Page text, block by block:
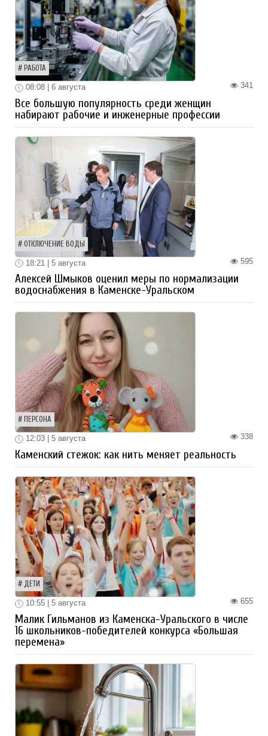
РАБОТА
341
08:08 | 6 августа
Все большую популярность среди женщин
набирают рабочие и инженерные профессии
ОТКЛЮЧЕНИЕ ВОДЫ
595
18:21 | 5 августа
Алексей Шмыков оценил меры по нормализации
водоснабжения в Каменске-Уральском
ПЕРСОНА
338
12:03 | 5 августа
Каменский стежок: как нить меняет реальность
ДЕТИ
655
10:55 | 5 августа
Малик Гильманов из Каменска-Уральского в числе
16 школьников-победителей конкурса «Большая
перемена»